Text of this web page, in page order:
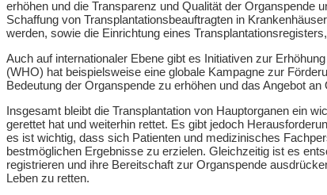
erhöhen und die Transparenz und Qualität der Organspende
Schaffung von Transplantationsbeauftragten in
werden, sowie die Einrichtung eines
Auch auf internationaler Ebene gibt es Initiativen zur
(WHO) hat beispielsweise eine globale Kampagne zur
Bedeutung der Organspende zu erhöhen und das Angebot an
Insgesamt bleibt die Transplantation von Hauptorganen ein
gerettet hat und weiterhin rettet. Es gibt jedoch
es ist wichtig, dass sich Patienten und medizinisches
bestmöglichen Ergebnisse zu erzielen. Gleichzeitig ist es
registrieren und ihre Bereitschaft zur Organspende
Leben zu retten.